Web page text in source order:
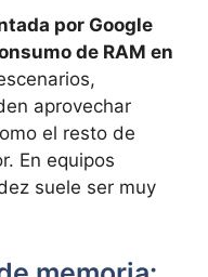
por Google
de RAM en
aprovechar
el resto de
En equipos
suele ser muy